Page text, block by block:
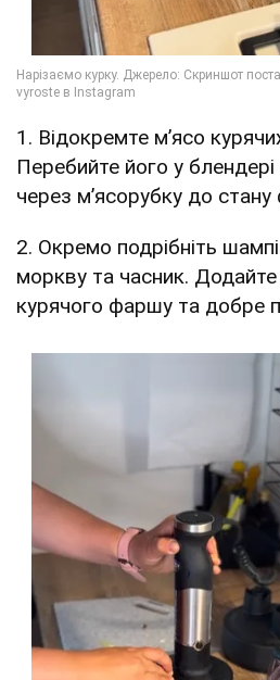
1. Відокремте м’ясо
Перебийте його у блендері
через м’ясорубку до
2. Окремо подрібніть
моркву та часник.
курячого фаршу та добре